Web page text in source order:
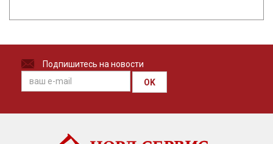
Подпишитесь на новости
OK